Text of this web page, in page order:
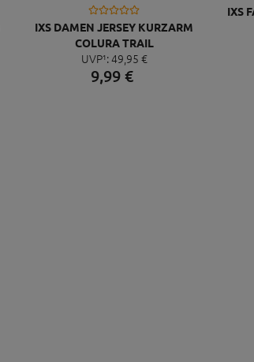
IXS DAMEN JERSEY KURZARM
COLURA TRAIL
UVP¹:49, 95 €
9,99€
IXS